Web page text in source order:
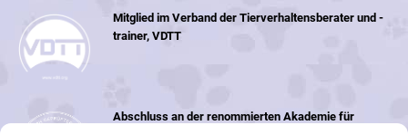
Mitglied im Verband der Tierverhaltensberater und -
trainer, VDTT
Abschluss an der renommierten Akademie für